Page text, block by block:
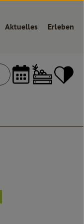
Aktuelles Erleben